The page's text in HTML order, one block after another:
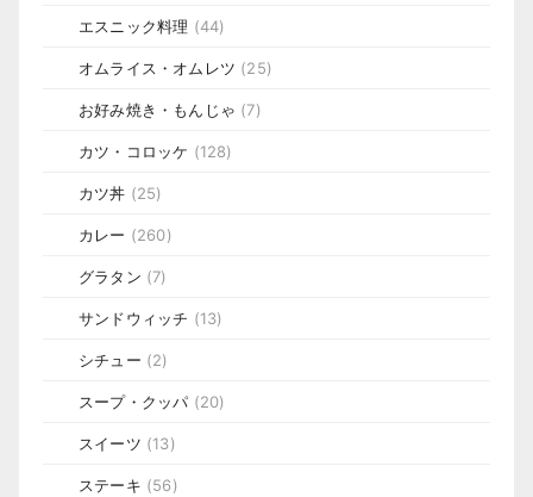
エスニック料理 (44)
オムライス・オムレツ (25)
お好み焼き・もんじゃ (7)
カツ・コロッケ (128)
カツ丼 (25)
カレー (260)
グラタン (7)
サンドウィッチ (13)
シチュー (2)
スープ・クッパ (20)
スイーツ (13)
ステーキ (56)